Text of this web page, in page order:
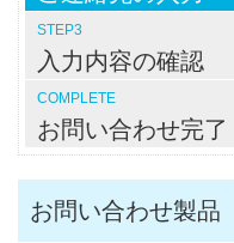
STEP3
入力内容の確認
COMPLETE
お問い合わせ完了
お問い合わせ製品